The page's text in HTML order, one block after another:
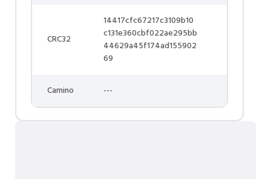
CRC32
14417cfc67217c3109b10
c131e360cbf022ae295bb
44629a45f174ad155902
69
Camino ---